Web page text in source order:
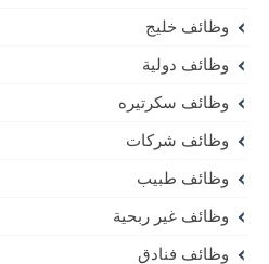
وظائف خليج
وظائف دولية
وظائف سكرتيره
وظائف شركات
وظائف طبيب
وظائف غير ربحية
وظائف فنادق